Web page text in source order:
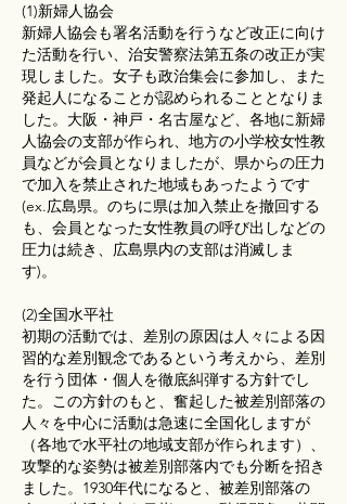
(1)新婦人協会
新婦人協会も署名活動を行うなど改正に向け
た活動を行い、治安警察法第五条の改正が実
現しました。女子も政治集会に参加し、また
発起人になることが認められることとなりま
した。大阪・神戸・名古屋など、各地に新婦
人協会の支部が作られ、地方の小学校女性教
員などが会員となりましたが、県からの圧力
で加入を禁止された地域もあったようです
(ex.広島県。のちに県は加入禁止を撤回する
も、会員となった女性教員の呼び出しなどの
圧力は続き、広島県内の支部は消滅しま
す)。
(2)全国水平社
初期の活動では、差別の原因は人々による因
習的な差別観念であるという考えから、差別
を行う団体・個人を徹底糾弾する方針でし
た。この方針のもと、奮起した被差別部落の
人々を中心に活動は急速に全国化しますが
（各地で水平社の地域支部が作られます）、
攻撃的な姿勢は被差別部落内でも分断を招き
ました。1930年代になると、被差別部落の